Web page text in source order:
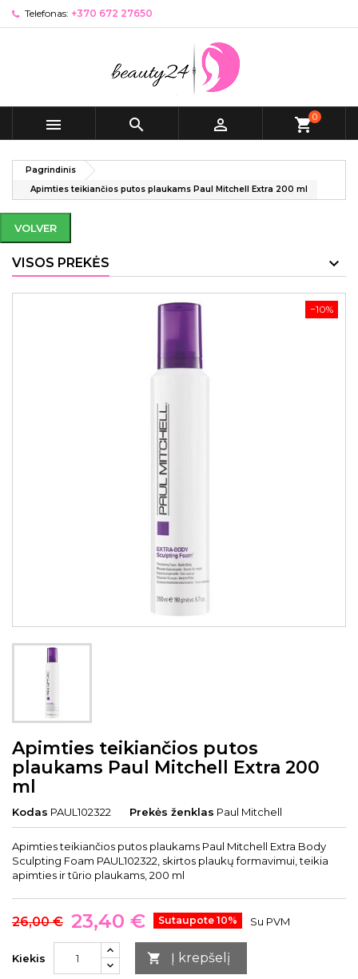
Telefonas: +370 672 27650
   shopping_cart0
Pagrindinis
Apimties teikiančios putos plaukams Paul Mitchell Extra 200 ml
VOLVER
VISOS PREKĖS
−10%
Apimties teikiančios putos
plaukams Paul Mitchell Extra 200
ml
Kodas PAUL102322 Prekės ženklas Paul Mitchell
Apimties teikiančios putos plaukams Paul Mitchell Extra Body
Sculpting Foam PAUL102322, skirtos plaukų formavimui, teikia
apimties ir tūrio plaukams, 200 ml
26,00 € 23,40 € Sutaupote 10% Su PVM
Kiekis  Į krepšelį